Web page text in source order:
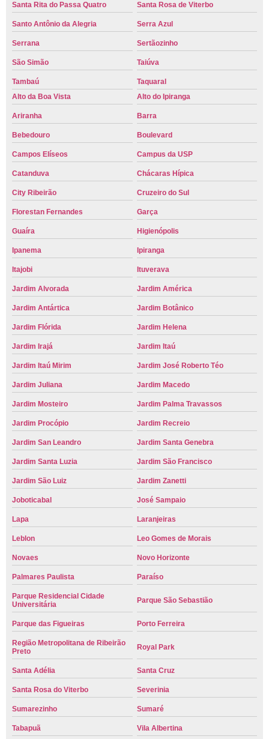
Santa Rita do Passa Quatro Santa Rosa de Viterbo
Santo Antônio da Alegria Serra Azul
Serrana Sertãozinho
São Simão Taiúva
Tambaú
Taquaral
Alto da Boa Vista
Alto do Ipiranga
Ariranha Barra
Bebedouro Boulevard
Campos Elíseos Campus da USP
Catanduva Chácaras Hípica
City Ribeirão Cruzeiro do Sul
Florestan Fernandes Garça
Guaíra Higienópolis
Ipanema Ipiranga
Itajobi Ituverava
Jardim Alvorada Jardim América
Jardim Antártica Jardim Botânico
Jardim Flórida Jardim Helena
Jardim Irajá Jardim Itaú
Jardim Itaú Mirim Jardim José Roberto Téo
Jardim Juliana Jardim Macedo
Jardim Mosteiro Jardim Palma Travassos
Jardim Procópio Jardim Recreio
Jardim San Leandro Jardim Santa Genebra
Jardim Santa Luzia Jardim São Francisco
Jardim São Luiz Jardim Zanetti
Joboticabal José Sampaio
Lapa Laranjeiras
Leblon Leo Gomes de Morais
Novaes Novo Horizonte
Palmares Paulista Paraíso
Parque Residencial Cidade
Universitária
Parque São Sebastião
Parque das Figueiras Porto Ferreira
Região Metropolitana de Ribeirão
Preto
Royal Park
Santa Adélia Santa Cruz
Santa Rosa do Viterbo Severinia
Sumarezinho Sumaré
Tabapuã Vila Albertina